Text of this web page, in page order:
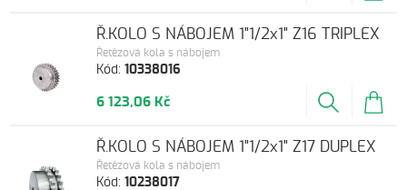
Kód:10338016
Řetězová kola s nábojem
Ř.KOLO S NÁBOJEM 1"1/2x1" Z16 TRIPLEX
6 123,06 Kč
Kód:10238017
Řetězová kola s nábojem
Ř.KOLO S NÁBOJEM 1"1/2x1" Z17 DUPLEX